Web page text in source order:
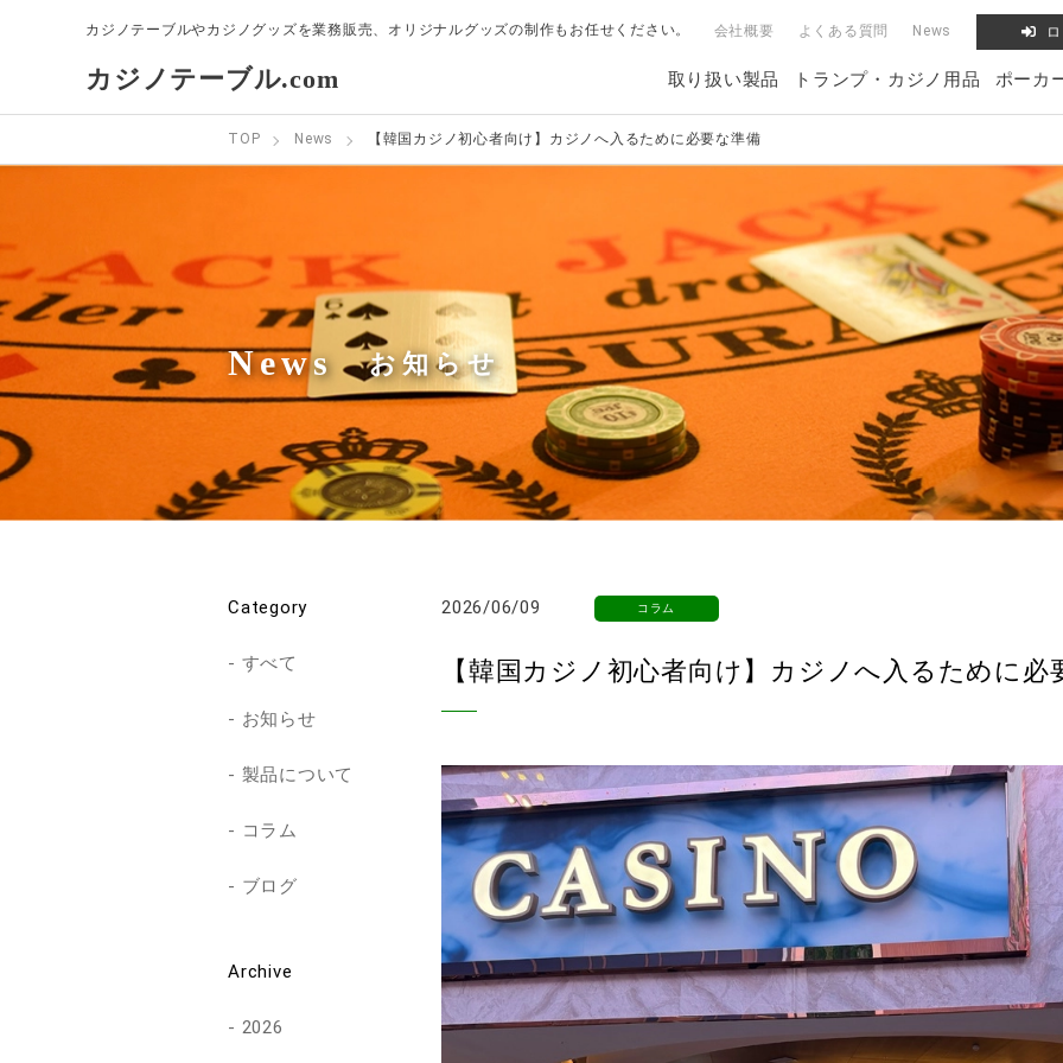
カジノテーブルやカジノグッズを業務販売、オリジナルグッズの制作もお任せください。
カジノテーブル.com 取り扱い製品 トランプ・カジノ用品 ポーカ
会社概要 よくある質問 News
TOP News 【韓国カジノ初心者向け】カジノへ入るために必要な準備
News お知らせ
2026/06/09 コラム
【韓国カジノ初心者向け】カジノへ入るために必
Category
すべて
お知らせ
製品について
コラム
ブログ
Archive
2026